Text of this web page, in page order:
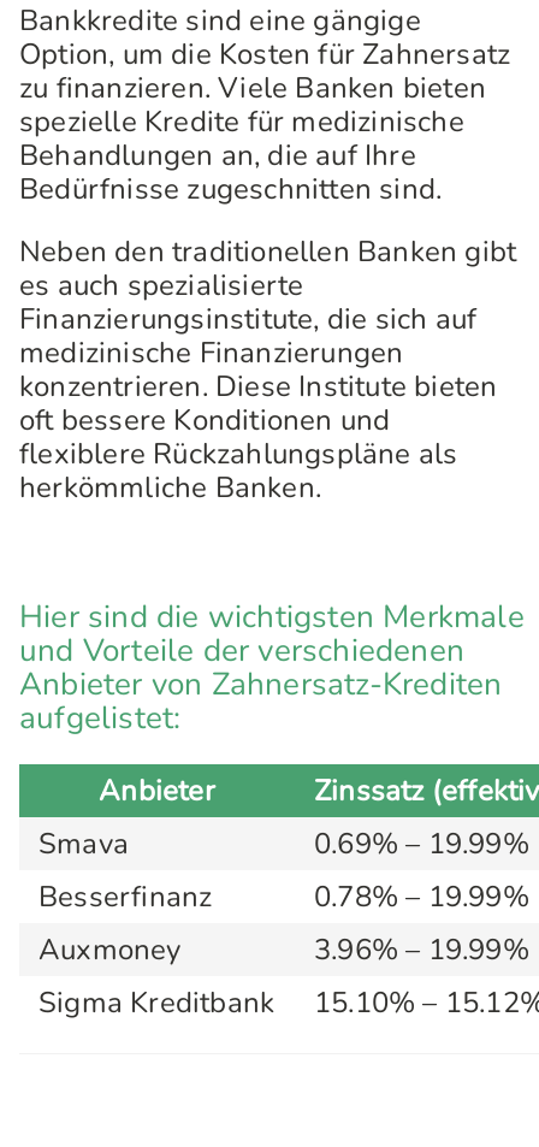
Bankkredite sind eine gängige
Option, um die Kosten für Zahnersatz
zu finanzieren. Viele Banken bieten
spezielle Kredite für medizinische
Behandlungen an, die auf Ihre
Bedürfnisse zugeschnitten sind.
Neben den traditionellen Banken gibt
es auch spezialisierte
Finanzierungsinstitute, die sich auf
medizinische Finanzierungen
konzentrieren. Diese Institute bieten
oft bessere Konditionen und
flexiblere Rückzahlungspläne als
herkömmliche Banken.
Hier sind die wichtigsten Merkmale
und Vorteile der verschiedenen
Anbieter von Zahnersatz-Krediten
aufgelistet:
Anbieter
Zinssatz
Smava
0.69% – 19.99%
Besserfinanz
0.78% – 19.99%
Auxmoney
3.96% – 19.99%
Sigma Kreditbank
15.10% –